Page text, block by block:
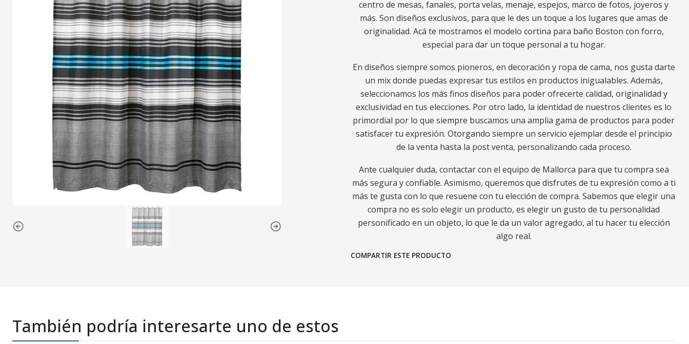
centro de mesas, fanales, porta velas, menaje, espejos, marco de fotos, joyeros y
más. Son diseños exclusivos, para que le des un toque a los lugares que amas de
originalidad. Acá te mostramos el modelo cortina para baño Boston con forro,
especial para dar un toque personal a tu hogar.
En diseños siempre somos pioneros, en decoración y ropa de cama, nos gusta darte
un mix donde puedas expresar tus estilos en productos inigualables. Además,
seleccionamos los más finos diseños para poder ofrecerte calidad, originalidad y
exclusividad en tus elecciones. Por otro lado, la identidad de nuestros clientes es lo
primordial por lo que siempre buscamos una amplia gama de productos para poder
satisfacer tu expresión. Otorgando siempre un servicio ejemplar desde el principio
de la venta hasta la post venta, personalizando cada proceso.
Ante cualquier duda, contactar con el equipo de Mallorca para que tu compra sea
más segura y confiable. Asimismo, queremos que disfrutes de tu expresión como a ti
más te gusta con lo que resuene con tu elección de compra. Sabemos que elegir una
compra no es solo elegir un producto, es elegir un gusto de tu personalidad
personificado en un objeto, lo que le da un valor agregado, al tu hacer tu elección
algo real.
COMPARTIR ESTE PRODUCTO
También podría interesarte uno de estos